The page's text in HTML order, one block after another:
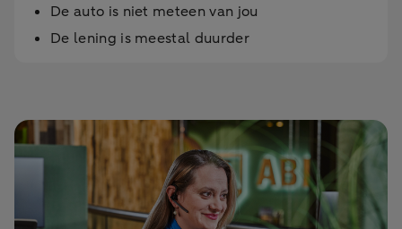
De auto is niet meteen van jou
De lening is meestal duurder